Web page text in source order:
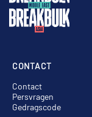
CONTACT
Contact
Persvragen
Gedragscode